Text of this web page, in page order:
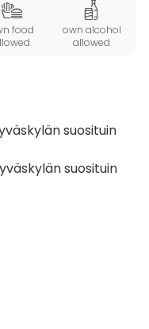
food
own alcohol
allowed
suosituin
suosituin
kupeessa,
10 hengen
tilaisuuden